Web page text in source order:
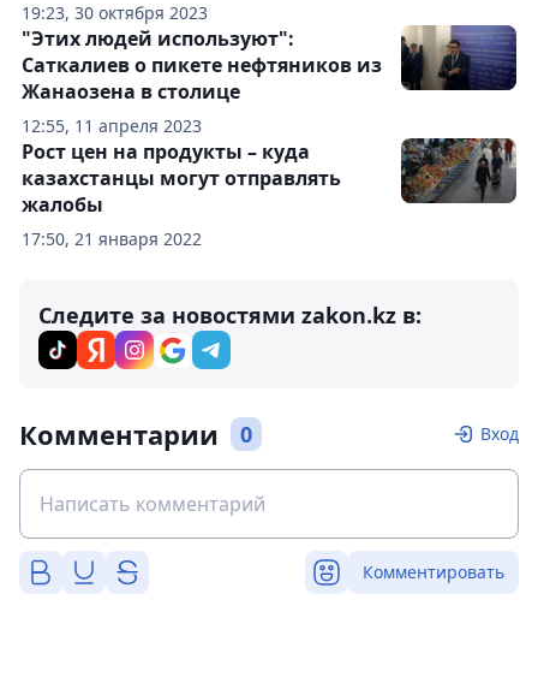
19:23, 30 октября 2023
12:55, 11 апреля 2023
"Этих людей используют":
Саткалиев о пикете нефтяников из
Жанаозена в столице
17:50, 21 января 2022
Рост цен на продукты – куда
казахстанцы могут отправлять
жалобы
Следите за новостями zakon.kz в:
Комментарии 0 Вход
Комментировать